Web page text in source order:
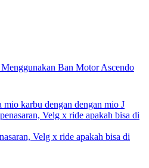
Ban Motor Ascendo
mio karbu dengan dengan mio J
Velg x ride apakah bisa di